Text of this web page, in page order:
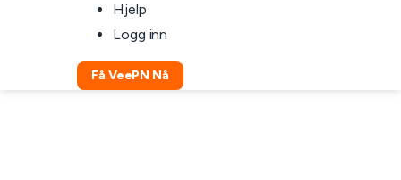
Hjelp
Logg inn
Få VeePN Nå